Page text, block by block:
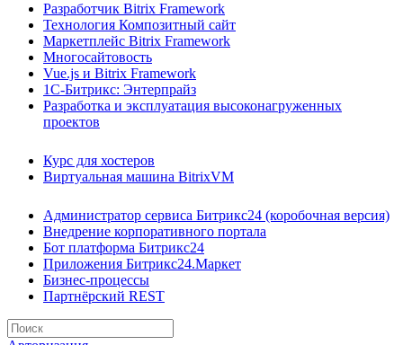
Разработчик Bitrix Framework
Технология Композитный сайт
Маркетплейс Bitrix Framework
Многосайтовость
Vue.js и Bitrix Framework
1С-Битрикс: Энтерпрайз
Разработка и эксплуатация высоконагруженных
проектов
Курс для хостеров
Виртуальная машина BitrixVM
Администратор сервиса Битрикс24 (коробочная версия)
Внедрение корпоративного портала
Бот платформа Битрикс24
Приложения Битрикс24.Маркет
Бизнес-процессы
Партнёрский REST